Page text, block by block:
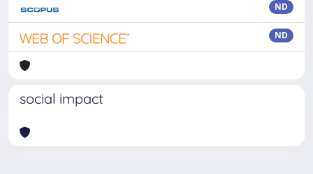
ND
ND
social impact